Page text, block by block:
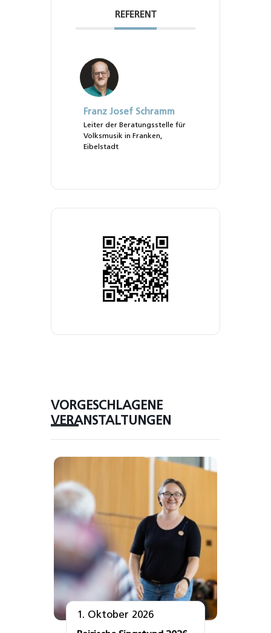
REFERENT
Franz Josef Schramm
Leiter der Beratungsstelle für
Volksmusik in Franken,
Eibelstadt
VORGESCHLAGENE
VERANSTALTUNGEN
1. Oktober 2026